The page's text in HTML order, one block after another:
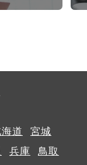
道
宮城
兵庫
鳥取